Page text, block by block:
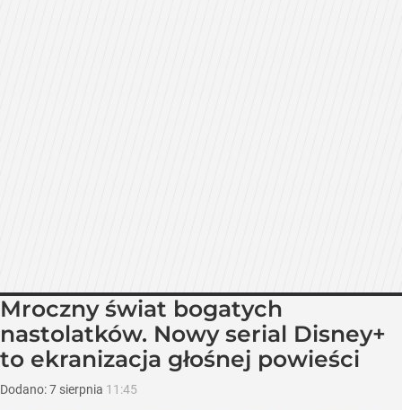
Mroczny świat bogatych
nastolatków. Nowy serial Disney+
to ekranizacja głośnej powieści
Dodano:7 sierpnia 11:45